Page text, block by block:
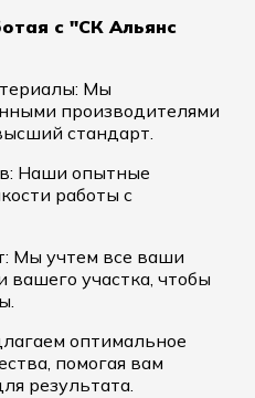
с "СК Альянс
Мы
производителями
стандарт.
Наши опытные
работы с
Мы учтем все ваши
вашего участка, чтобы
оптимальное
помогая вам
результата.